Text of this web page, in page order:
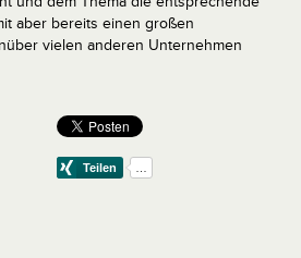
aber bereits einen großen
vielen anderen Unternehmen